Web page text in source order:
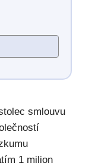
smlouvu
1 milion